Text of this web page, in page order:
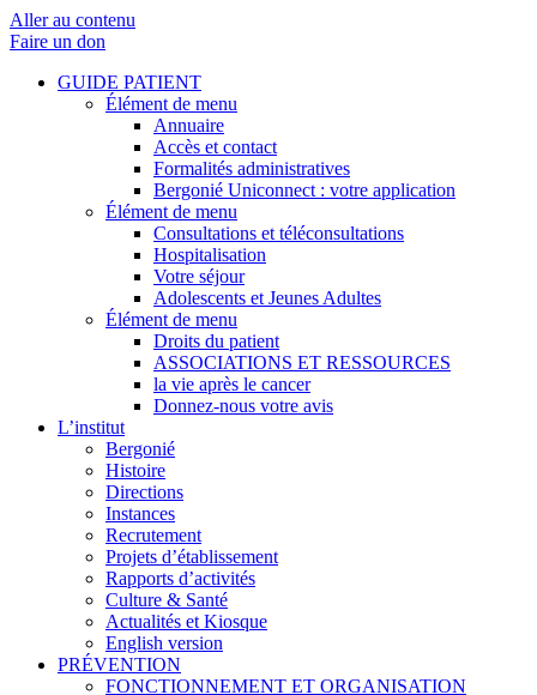
Aller au contenu
Faire un don
GUIDE PATIENT
Élément de menu
Annuaire
Accès et contact
Formalités administratives
Bergonié Uniconnect : votre application
Élément de menu
Consultations et téléconsultations
Hospitalisation
Votre séjour
Adolescents et Jeunes Adultes
Élément de menu
Droits du patient
ASSOCIATIONS ET RESSOURCES
la vie après le cancer
Donnez-nous votre avis
L’institut
Bergonié
Histoire
Directions
Instances
Recrutement
Projets d’établissement
Rapports d’activités
Culture & Santé
Actualités et Kiosque
English version
PRÉVENTION
FONCTIONNEMENT ET ORGANISATION